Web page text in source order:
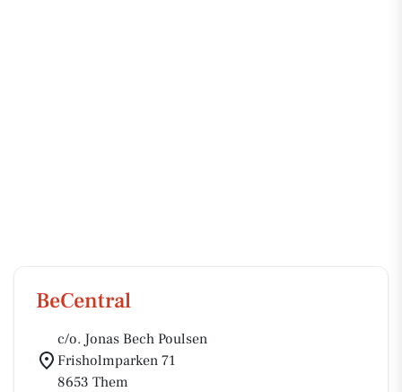
BeCentral
c/o. Jonas Bech Poulsen
Frisholmparken 71
8653 Them